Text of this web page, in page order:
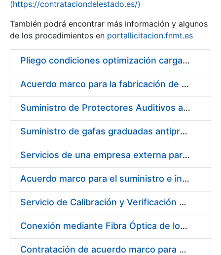
(https://contrataciondelestado.es/)
También podrá encontrar más información y algunos
de los procedimientos en portallicitacion.fnmt.es
Pliego condiciones optimización cargas compras firmado
Acuerdo marco para la fabricación de piezas
Suministro de Protectores Auditivos a medida para las personas trabajadoras de los Centros de Trabajo de Madrid y Burgos
Suministro de gafas graduadas antiproyecciones para los trabajadores de la FNMT-RCM en los centros de trabajo de Madrid y Burgos
Servicios de una empresa externa para el asesoramiento y resolución de los recursos de alzada que se presentan relacionados con procesos de selección para la FNMT-RCM
Acuerdo marco para el suministro e instalación de persianas, estores y otros complementos
Servicio de Calibración y Verificación Externa de los Equipos de Medición del Servicio de Prevención de la FNMT-RCM
Conexión mediante Fibra Óptica de los Centros de Proceso de Datos (CPDs) de las sedes de la FNMT-RCM de Burgos y Madrid
Contratación de acuerdo marco para el Suministro de Material de Electricidad para la Fábrica Nacional de Moneda y Timbre-Real Casa de la Moneda en su centro de trabajo de Burgos